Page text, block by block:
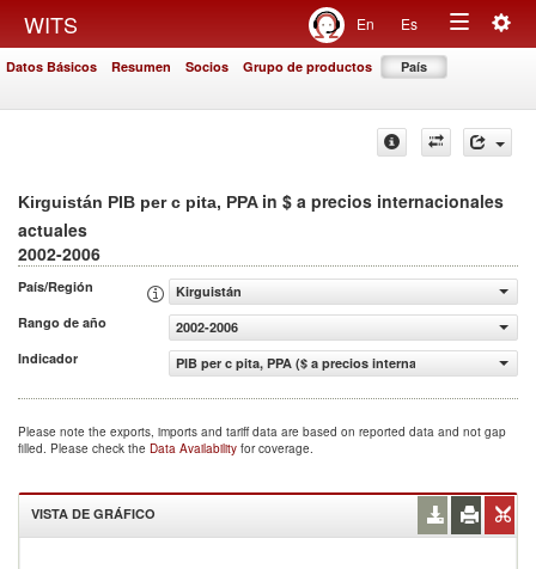
WITS En Es
Toggle
Datos Básicos Resumen Socios Grupo de productos País
Kirguistán PIB per c pita, PPA in $ a precios internacionales
actuales
2002-2006
País/Región
Kirguistán
Rango de año
2002-2006
Indicador
PIB per c pita, PPA ($ a precios internacionales actuales)
Please note the exports, imports and tariff data are based on reported data and not gap
filled. Please check the Data Availability for coverage.
VISTA DE GRÁFICO